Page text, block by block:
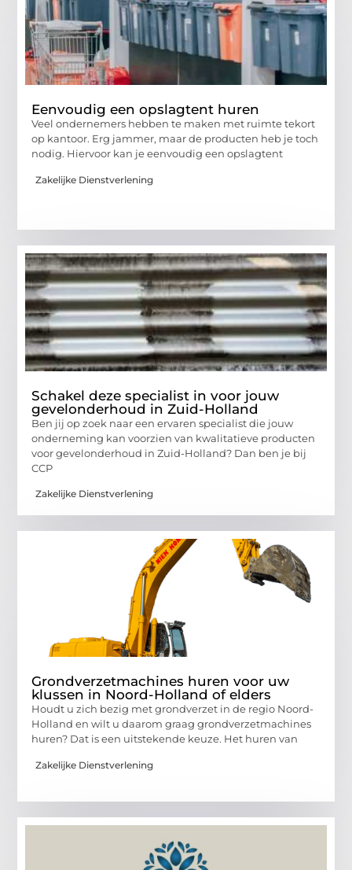
Eenvoudig een opslagtent huren
Veel ondernemers hebben te maken met ruimte tekort
op kantoor. Erg jammer, maar de producten heb je toch
nodig. Hiervoor kan je eenvoudig een opslagtent
Zakelijke Dienstverlening
Schakel deze specialist in voor jouw
gevelonderhoud in Zuid-Holland
Ben jij op zoek naar een ervaren specialist die jouw
onderneming kan voorzien van kwalitatieve producten
voor gevelonderhoud in Zuid-Holland? Dan ben je bij
CCP
Zakelijke Dienstverlening
Grondverzetmachines huren voor uw
klussen in Noord-Holland of elders
Houdt u zich bezig met grondverzet in de regio Noord-
Holland en wilt u daarom graag grondverzetmachines
huren? Dat is een uitstekende keuze. Het huren van
Zakelijke Dienstverlening